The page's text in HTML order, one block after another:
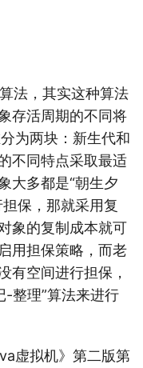
法，其实这种算法
存活周期的不同将
为两块：新生代和
不同特点采取最适
大多都是“朝生夕
保，那就采用复
象的复制成本就可
用担保策略，而老
有空间进行担保，
-整理”算法来进行
虚拟机》第二版第